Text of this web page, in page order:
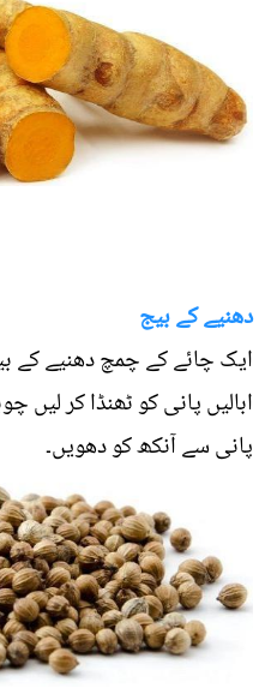
دھنیے کے بیج
ایک چائے کے چمچ دھنیے کے
ابالیں پانی کو ٹھنڈا کر
پانی سے آنکھ کو دھویں۔